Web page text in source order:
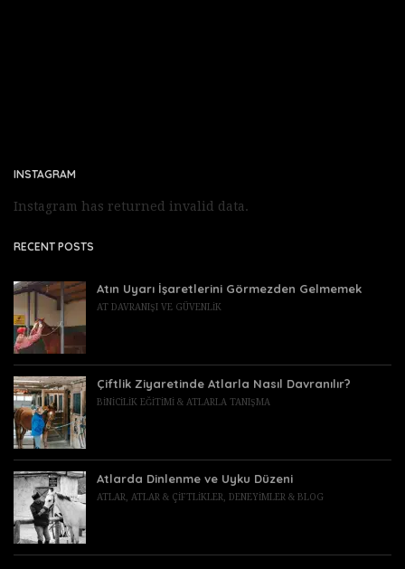
INSTAGRAM
Instagram has returned invalid data.
RECENT POSTS
Atın Uyarı İşaretlerini Görmezden Gelmemek
AT DAVRANIŞI VE GÜVENLIK
Çiftlik Ziyaretinde Atlarla Nasıl Davranılır?
BINICILIK EĞITIMI & ATLARLA TANIŞMA
Atlarda Dinlenme ve Uyku Düzeni
ATLAR ATLAR & ÇIFTLIKLER DENEYIMLER & BLOG